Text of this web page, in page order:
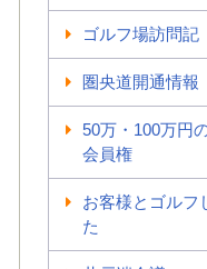
ゴルフ場訪問記
圏央道開通情報
50万・100万円
会員権
お客様とゴルフ
た